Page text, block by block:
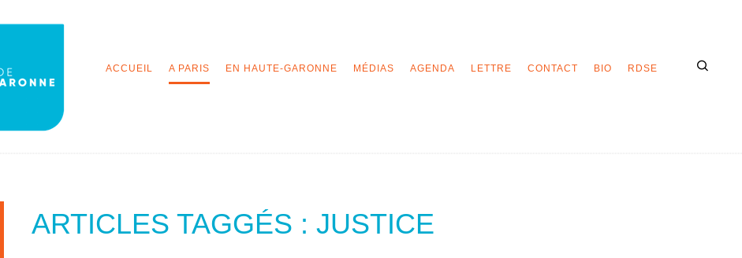
ACCUEIL A PARIS EN HAUTE-GARONNE MÉDIAS AGENDA LETTRE CONTACT BIO RDSE
ARTICLES TAGGÉS : JUSTICE